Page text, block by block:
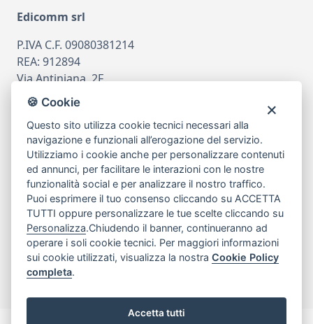
Edicomm srl
P.IVA C.F. 09080381214
REA: 912894
Via Antiniana, 2F
80078 Pozzuoli
tel081.7515380
emailinfo@edicomm.it
Assistenza Clienti
Chi siamo
My Account
🍪 Cookie
Questo sito utilizza cookie tecnici necessari alla
navigazione e funzionali all’erogazione del servizio.
Utilizziamo i cookie anche per personalizzare contenuti
ed annunci, per facilitare le interazioni con le nostre
funzionalità social e per analizzare il nostro traffico.
Puoi esprimere il tuo consenso cliccando su ACCETTA
TUTTI oppure personalizzare le tue scelte cliccando su
Personalizza.Chiudendo il banner, continueranno ad
operare i soli cookie tecnici. Per maggiori informazioni
sui cookie utilizzati, visualizza la nostraCookie Policy
completa.
Accetta tutti